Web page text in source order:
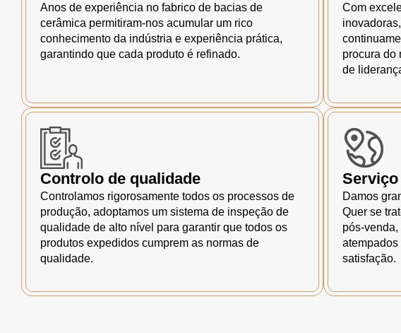
Anos de experiência no fabrico de bacias de
cerâmica permitiram-nos acumular um rico
conhecimento da indústria e experiência prática,
garantindo que cada produto é refinado.
Com
procura do
de
Controlo de qualidade
Controlamos rigorosamente todos os processos de
produção, adoptamos um sistema de inspeção de
qualidade de alto nível para garantir que todos os
produtos expedidos cumprem as normas de
qualidade.
Damos
Quer se
pós-
satisfação.